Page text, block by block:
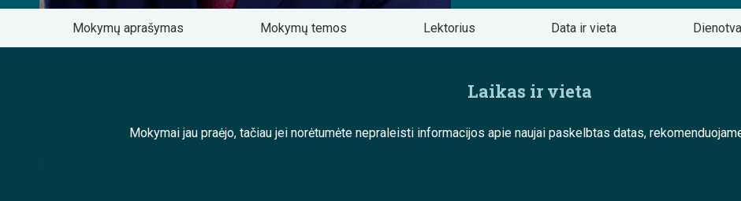
Mokymų aprašymas Mokymų temos Lektorius Data ir vieta
Laikas ir vieta
Mokymai jau praėjo, tačiau jei norėtumėte nepraleisti informacijos apie naujai paskelbtas datas,
;